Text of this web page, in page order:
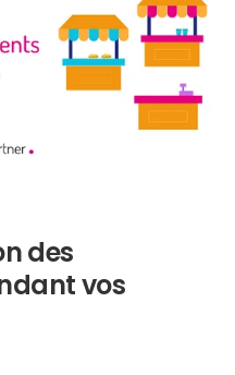
des
vos